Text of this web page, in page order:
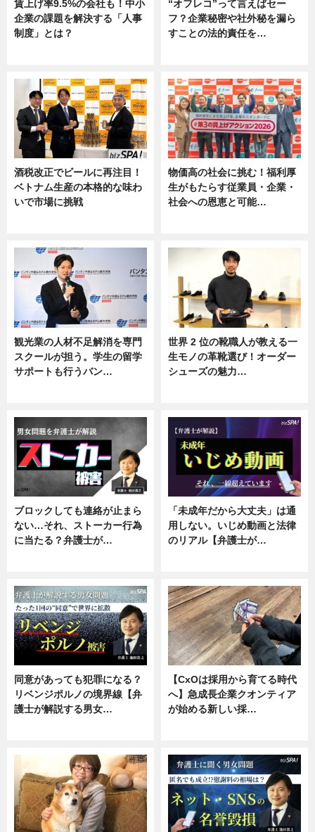
賃上げ率9.5%の会社も！中小
企業の課題を解決する「人事
制度」とは？
“オフレコ”って言えばセー
フ？企業秘密や社外秘を漏ら
すことの法的責任を…
酒税改正でビールに再注目！
ベトナム生産の本格的な味わ
いで市場に挑戦
物価高の社会に挑む！福利厚
生がもたらす従業員・企業・
社会への恩恵と可能…
観光業の人材不足解消を専門
スクールが担う。学生の留学
サポートも行うバン…
世界 2 位の靴職人が教える一
生モノの革靴選び！オーダー
シューズの魅力…
ブロックしても連絡が止まら
ない…それ、ストーカー行為
に当たる？弁護士が…
「未成年だから大丈夫」は通
用しない。いじめ動画と法律
のリアル【弁護士が…
同意があっても犯罪になる？
リベンジポルノの境界線【弁
護士が解説する男女…
【CxOは採用から育てる時代
へ】急成長企業クオンティア
が始める新しい採…